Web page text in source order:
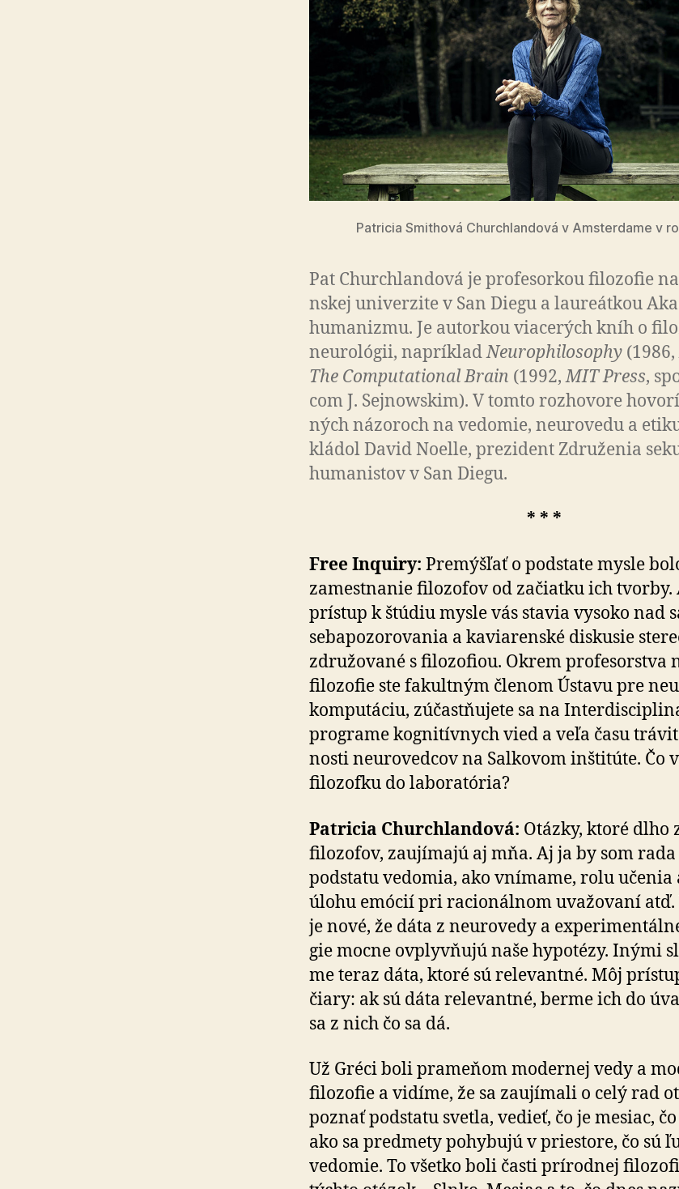
Patricia Smithová Churchlandová v Amsterdame v
Pat Churchlandová je profesorkou filozofie
nskej univerzite v San Diegu a laureátkou
humanizmu. Je autorkou viacerých kníh o
neurológii, napríkladNeurophilosophy (1986,
The Computational Brain (1992,MIT Press,
com J. Sejnowskim). V tomto rozhovore
ných názoroch na vedomie, neurovedu a
kládol David Noelle, prezident Združenia
humanistov v San Diegu.
* * *
Free Inquiry: Premýšľať o podstate mysle
zamestnanie filozofov od začiatku ich tvorby.
prístup k štúdiu mysle vás stavia vysoko nad
sebapozorovania a kaviarenské diskusie
združované s filozofiou. Okrem profesorstva
filozofie ste fakultným členom Ústavu pre
komputáciu, zúčastňujete sa na
programe kognitívnych vied a veľa času
nos­ti neurovedcov na Salkovom inštitúte. Čo
filozofku do laboratória?
Patricia Churchlandová: Otázky, ktoré dlho
filozofov, zaujímajú aj mňa. Aj ja by som
podstatu vedomia, ako vnímame, rolu učenia
úlohu emócií pri racionálnom uvažovaní atď.
je nové, že dáta z neurovedy a
gie mocne ovplyvňujú naše hypotézy. Inými
me teraz dáta, ktoré sú relevantné. Môj
čia­ry: ak sú dáta relevantné, berme ich do
sa z nich čo sa dá.
Už Gréci boli prameňom modernej vedy a
filozofie a vidíme, že sa zaujímali o celý rad
poznať podstatu svetla, vedieť, čo je mesiac,
ako sa predmety pohybujú v priestore, čo sú
vedomie. To všetko boli časti prírodnej